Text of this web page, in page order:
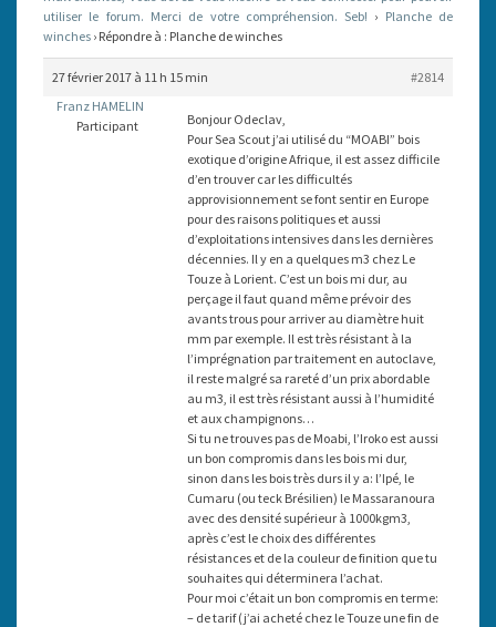
utiliser le forum. Merci de votre compréhension. Seb! › Planche de
winches › Répondre à : Planche de winches
27 février 2017 à 11 h 15 min
#2814
Franz HAMELIN
Participant
Bonjour Odeclav,
Pour Sea Scout j’ai utilisé du “MOABI” bois
exotique d’origine Afrique, il est assez difficile
d’en trouver car les difficultés
approvisionnement se font sentir en Europe
pour des raisons politiques et aussi
d’exploitations intensives dans les dernières
décennies. Il y en a quelques m3 chez Le
Touze à Lorient. C’est un bois mi dur, au
perçage il faut quand même prévoir des
avants trous pour arriver au diamètre huit
mm par exemple. Il est très résistant à la
l’imprégnation par traitement en autoclave,
il reste malgré sa rareté d’un prix abordable
au m3, il est très résistant aussi à l’humidité
et aux champignons…
Si tu ne trouves pas de Moabi, l’Iroko est aussi
un bon compromis dans les bois mi dur,
sinon dans les bois très durs il y a: l’Ipé, le
Cumaru (ou teck Brésilien) le Massaranoura
avec des densité supérieur à 1000kgm3,
après c’est le choix des différentes
résistances et de la couleur de finition que tu
souhaites qui déterminera l’achat.
Pour moi c’était un bon compromis en terme:
– de tarif (j’ai acheté chez le Touze une fin de